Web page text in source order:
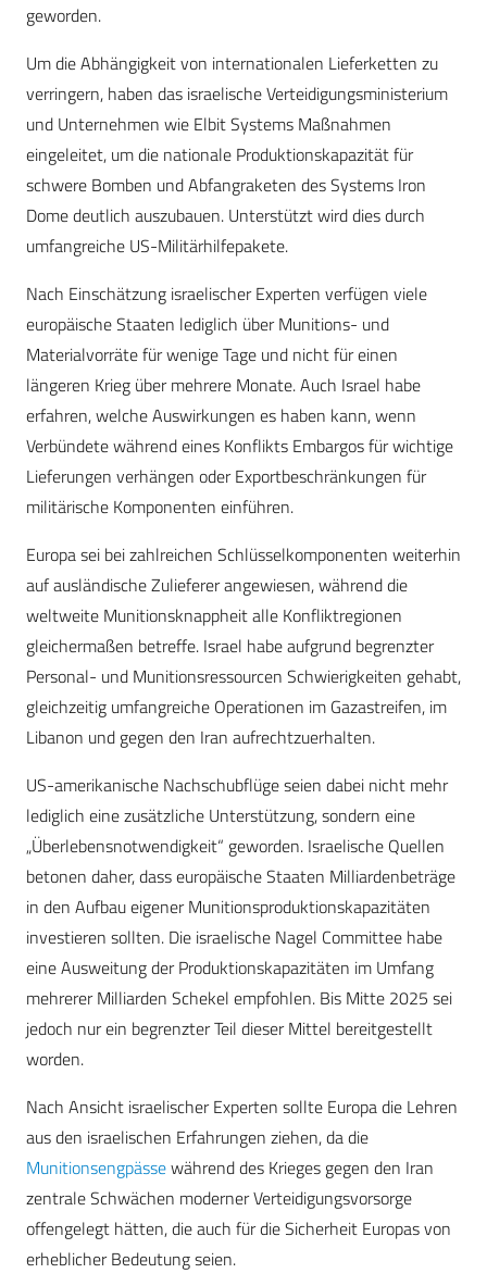
geworden.
Um die Abhängigkeit von internationalen Lieferketten zu
verringern, haben das israelische Verteidigungsministerium
und Unternehmen wie Elbit Systems Maßnahmen
eingeleitet, um die nationale Produktionskapazität für
schwere Bomben und Abfangraketen des Systems Iron
Dome deutlich auszubauen. Unterstützt wird dies durch
umfangreiche US-Militärhilfepakete.
Nach Einschätzung israelischer Experten verfügen viele
europäische Staaten lediglich über Munitions- und
Materialvorräte für wenige Tage und nicht für einen
längeren Krieg über mehrere Monate. Auch Israel habe
erfahren, welche Auswirkungen es haben kann, wenn
Verbündete während eines Konflikts Embargos für wichtige
Lieferungen verhängen oder Exportbeschränkungen für
militärische Komponenten einführen.
Europa sei bei zahlreichen Schlüsselkomponenten weiterhin
auf ausländische Zulieferer angewiesen, während die
weltweite Munitionsknappheit alle Konfliktregionen
gleichermaßen betreffe. Israel habe aufgrund begrenzter
Personal- und Munitionsressourcen Schwierigkeiten gehabt,
gleichzeitig umfangreiche Operationen im Gazastreifen, im
Libanon und gegen den Iran aufrechtzuerhalten.
US-amerikanische Nachschubflüge seien dabei nicht mehr
lediglich eine zusätzliche Unterstützung, sondern eine
„Überlebensnotwendigkeit“ geworden. Israelische Quellen
betonen daher, dass europäische Staaten Milliardenbeträge
in den Aufbau eigener Munitionsproduktionskapazitäten
investieren sollten. Die israelische Nagel Committee habe
eine Ausweitung der Produktionskapazitäten im Umfang
mehrerer Milliarden Schekel empfohlen. Bis Mitte 2025 sei
jedoch nur ein begrenzter Teil dieser Mittel bereitgestellt
worden.
Nach Ansicht israelischer Experten sollte Europa die Lehren
aus den israelischen Erfahrungen ziehen, da die
Munitionsengpässewährend des Krieges gegen den Iran
zentrale Schwächen moderner Verteidigungsvorsorge
offengelegt hätten, die auch für die Sicherheit Europas von
erheblicher Bedeutung seien.